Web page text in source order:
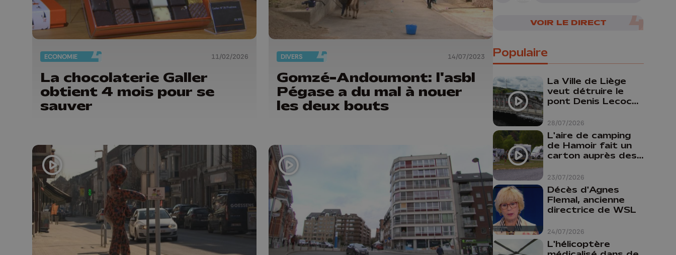
ECONOMIE 11/02/2026
La chocolaterie Galler
obtient 4 mois pour se
sauver
DIVERS 14/07/2023
Gomzé-Andoumont: l'asbl
Pégase a du mal à nouer
les deux bouts
VOIR LE DIRECT
Populaire
28/07/2026
La Ville de Liège
veut détruire le
pont Denis Lecocq
budget pour le
faire
23/07/2026
L'aire de camping
de Hamoir fait un
carton auprès des
24/07/2026
Décès d'Agnes
Flemal, ancienne
directrice de WSL
L'hélicoptère